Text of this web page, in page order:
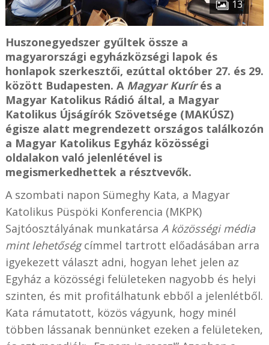
13
Huszonegyedszer gyűltek össze a
magyarországi egyházközségi lapok és
honlapok szerkesztői, ezúttal október 27. és 29.
között Budapesten. A Magyar Kurírés a
Magyar Katolikus Rádió által, a Magyar
Katolikus Újságírók Szövetsége (MAKÚSZ)
égisze alatt megrendezett országos találkozón
a Magyar Katolikus Egyház közösségi
oldalakon való jelenlétével is
megismerkedhettek a résztvevők.
A szombati napon Sümeghy Kata, a Magyar
Katolikus Püspöki Konferencia (MKPK)
Sajtóosztályának munkatársa A közösségi média
mint lehetőségcímmel tartrott előadásában arra
igyekezett választ adni, hogyan lehet jelen az
Egyház a közösségi felületeken nagyobb és helyi
szinten, és mit profitálhatunk ebből a jelenlétből.
Kata rámutatott, közös vágyunk, hogy minél
többen lássanak bennünket ezeken a felületeken,